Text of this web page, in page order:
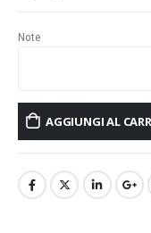
Note
AGGIUNGI AL